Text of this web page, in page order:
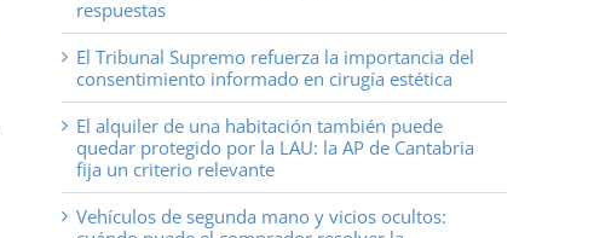
respuestas
El Tribunal Supremo refuerza la importancia del
consentimiento informado en cirugía estética
El alquiler de una habitación también puede
quedar protegido por la LAU: la AP de Cantabria
fija un criterio relevante
Vehículos de segunda mano y vicios ocultos: